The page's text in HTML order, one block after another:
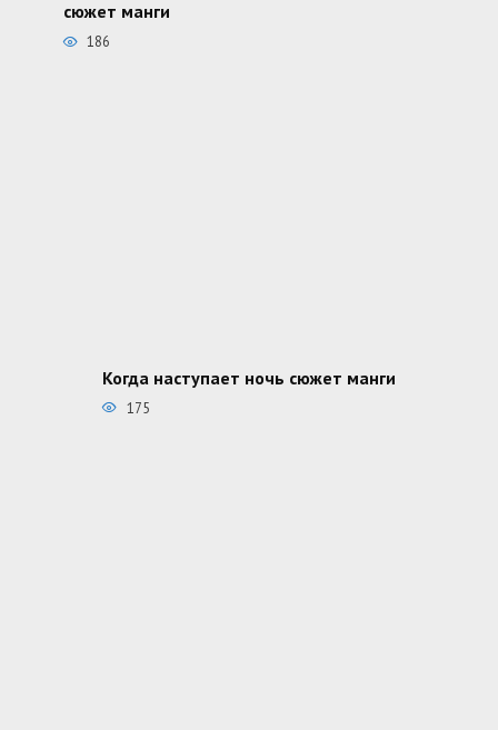
сюжет манги
186
Когда наступает ночь сюжет манги
175